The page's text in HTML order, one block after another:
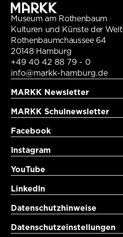
Museum am Rothenbaum
Kulturen und Künste der Welt
Rothenbaumchaussee 64
20148 Hamburg
+49 40 42 88 79 - 0
info@markk-hamburg.de
MARKK Newsletter
MARKK Schulnewsletter
Facebook
Instagram
YouTube
LinkedIn
Datenschutzhinweise
Datenschutzeinstellungen